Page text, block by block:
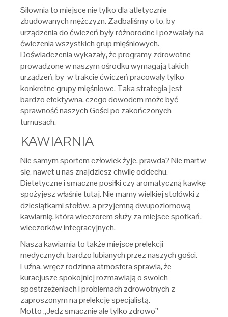
Siłownia to miejsce nie tylko dla atletycznie
zbudowanych mężczyzn. Zadbaliśmy o to, by
urządzenia do ćwiczeń były różnorodne i pozwalały na
ćwiczenia wszystkich grup mięśniowych.
Doświadczenia wykazały, że programy zdrowotne
prowadzone w naszym ośrodku wymagają takich
urządzeń, by w trakcie ćwiczeń pracowały tylko
konkretne grupy mięśniowe. Taka strategia jest
bardzo efektywna, czego dowodem może być
sprawność naszych Gości po zakończonych
turnusach.
KAWIARNIA
Nie samym sportem człowiek żyje, prawda? Nie martw
się, nawet u nas znajdziesz chwilę oddechu.
Dietetyczne i smaczne posiłki czy aromatyczną kawkę
spożyjesz właśnie tutaj. Nie mamy wielkiej stołówki z
dziesiątkami stołów, a przyjemną dwupoziomową
kawiarnię, która wieczorem służy za miejsce spotkań,
wieczorków integracyjnych.
Nasza kawiarnia to także miejsce prelekcji
medycznych, bardzo lubianych przez naszych gości.
Luźna, wręcz rodzinna atmosfera sprawia, że
kuracjusze spokojniej rozmawiają o swoich
spostrzeżeniach i problemach zdrowotnych z
zaproszonym na prelekcję specjalistą.
Motto „Jedz smacznie ale tylko zdrowo”